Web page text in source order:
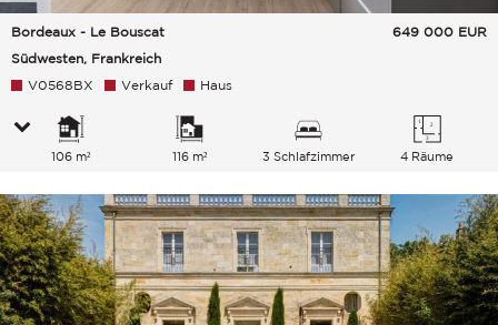
Bordeaux - Le Bouscat
Südwesten, Frankreich
649 000 EUR
V0568BX Verkauf Haus
106 m² 116 m² 3 Schlafzimmer 4 Räume